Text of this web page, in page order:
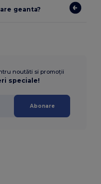
geanta?
noutăti si promoții
speciale!
Abonare